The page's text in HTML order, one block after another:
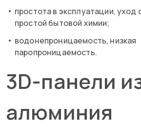
простота в эксплуатации,
простой бытовой химии;
водонепроницаемость, низкая
паропроницаемость.
3D-панели
алюминия